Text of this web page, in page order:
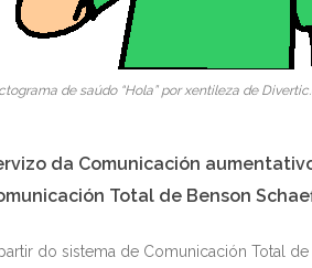
de saúdo “Hola” por xentileza de
da Comunicación
Total de Benson
do sistema de Comunicación Total